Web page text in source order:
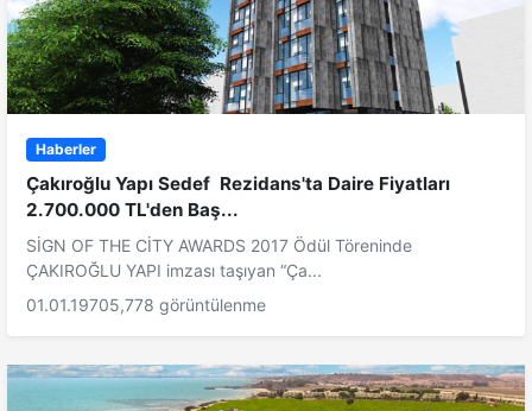
Haberler
Çakıroğlu Yapı Sedef Rezidans'ta Daire Fiyatları
2.700.000 TL'den Baş...
SİGN OF THE CİTY AWARDS 2017 Ödül Töreninde
ÇAKIROĞLU YAPI imzası taşıyan “Ça...
01.01.19705,778 görüntülenme